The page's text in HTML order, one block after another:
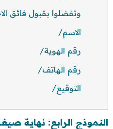
وتفضلوا بقبول فائق
الاسم/
رقم الهوية/
رقم الهاتف/
التوقيع/
النموذج الرابع: نهاية